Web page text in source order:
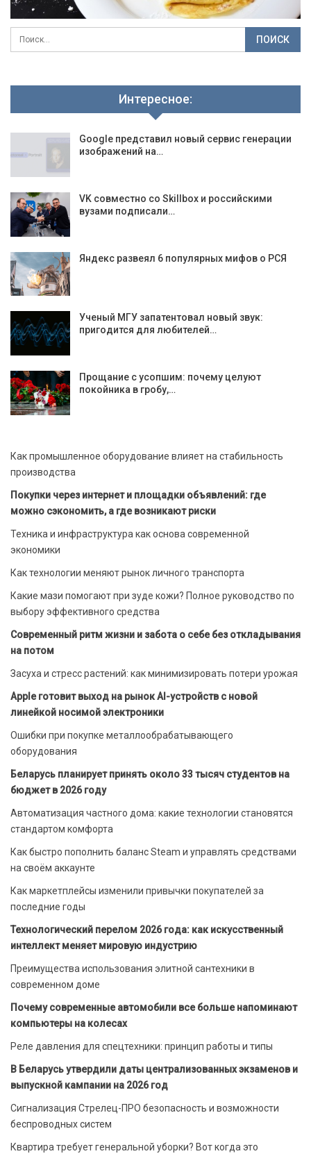
Интересное:
Google представил новый сервис генерации
изображений на…
VK совместно со Skillbox и российскими
вузами подписали…
Яндекс развеял 6 популярных мифов о РСЯ
Ученый МГУ запатентовал новый звук:
пригодится для любителей…
Прощание с усопшим: почему целуют
покойника в гробу,…
Как промышленное оборудование влияет на стабильность
производства
Покупки через интернет и площадки объявлений: где
можно сэкономить, а где возникают риски
Техника и инфраструктура как основа современной
экономики
Как технологии меняют рынок личного транспорта
Какие мази помогают при зуде кожи? Полное руководство по
выбору эффективного средства
Современный ритм жизни и забота о себе без откладывания
на потом
Засуха и стресс растений: как минимизировать потери урожая
Apple готовит выход на рынок AI-устройств с новой
линейкой носимой электроники
Ошибки при покупке металлообрабатывающего
оборудования
Беларусь планирует принять около 33 тысяч студентов на
бюджет в 2026 году
Автоматизация частного дома: какие технологии становятся
стандартом комфорта
Как быстро пополнить баланс Steam и управлять средствами
на своём аккаунте
Как маркетплейсы изменили привычки покупателей за
последние годы
Технологический перелом 2026 года: как искусственный
интеллект меняет мировую индустрию
Преимущества использования элитной сантехники в
современном доме
Почему современные автомобили все больше напоминают
компьютеры на колесах
Реле давления для спецтехники: принцип работы и типы
В Беларусь утвердили даты централизованных экзаменов и
выпускной кампании на 2026 год
Сигнализация Стрелец-ПРО безопасность и возможности
беспроводных систем
Квартира требует генеральной уборки? Вот когда это